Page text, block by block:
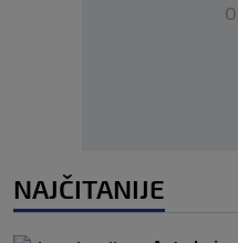
NAJČITANIJE